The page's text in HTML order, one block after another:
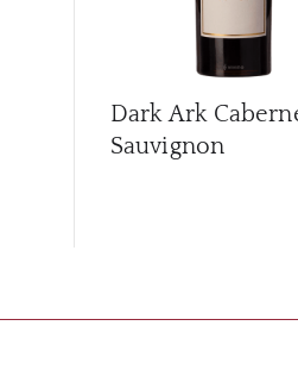
Dark Ark
Sauvignon